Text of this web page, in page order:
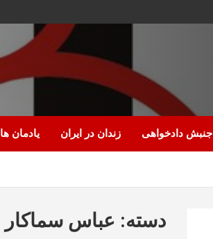
جنبش دادخواهی زندان در ایران یادمان ها
دسته: عباس سماکار